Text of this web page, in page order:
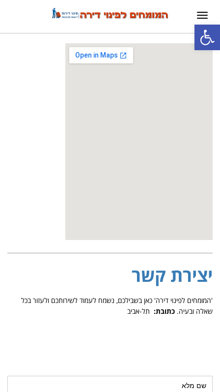
פתח סרגל נגישות
תפריט
יצירת קשר
'המומחים לפינוי דירה' כאן בשבילכם, נשמח לעמוד לשירותכם ולעזור בכל
שאלה ובעיה. כתובת: תל-אביב